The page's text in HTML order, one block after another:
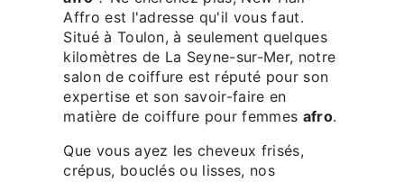
Affro est l'adresse qu'il vous faut.
Situé à Toulon, à seulement quelques
kilomètres de La Seyne-sur-Mer, notre
salon de coiffure est réputé pour son
expertise et son savoir-faire en
matière de coiffure pour femmes afro.
Que vous ayez les cheveux frisés,
crépus, bouclés ou lisses, nos